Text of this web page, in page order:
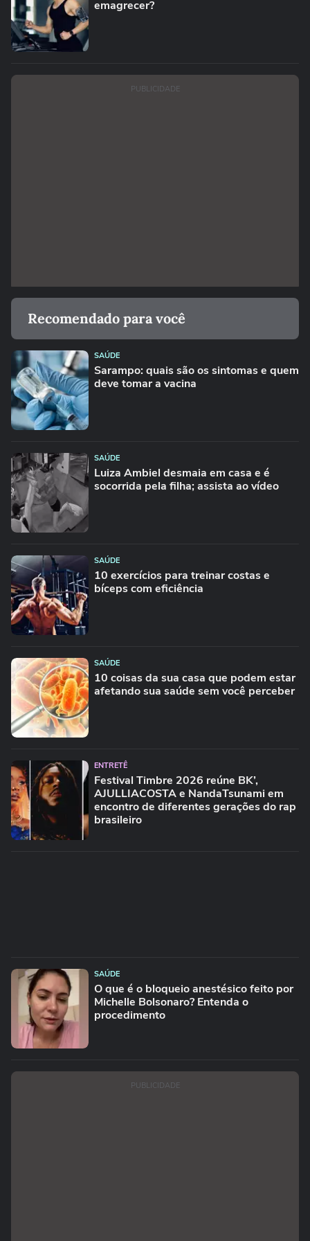
emagrecer?
PUBLICIDADE
Recomendado para você
SAÚDE
Sarampo: quais são os sintomas e quem
deve tomar a vacina
SAÚDE
Luiza Ambiel desmaia em casa e é
socorrida pela filha; assista ao vídeo
SAÚDE
10 exercícios para treinar costas e
bíceps com eficiência
SAÚDE
10 coisas da sua casa que podem estar
afetando sua saúde sem você perceber
ENTRETÊ
Festival Timbre 2026 reúne BK’,
AJULLIACOSTA e NandaTsunami em
encontro de diferentes gerações do rap
brasileiro
SAÚDE
O que é o bloqueio anestésico feito por
Michelle Bolsonaro? Entenda o
procedimento
PUBLICIDADE